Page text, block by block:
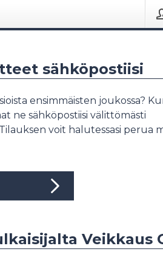
sähköpostiisi
ensimmäisten joukossa?
ne sähköpostiisi välittömästi
voit halutessasi perua
Veikkaus